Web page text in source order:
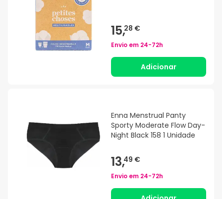
15,28 €
Envio em 24-72h
Adicionar
Enna Menstrual Panty
Sporty Moderate Flow Day-
Night Black 158 1 Unidade
13,49 €
Envio em 24-72h